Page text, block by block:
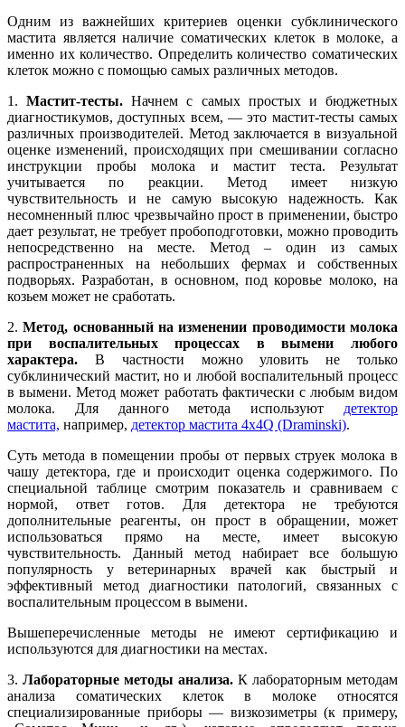
Одним из важнейших критериев оценки субклинического
мастита является наличие соматических клеток в молоке, а
именно их количество. Определить количество соматических
клеток можно с помощью самых различных методов.
1.Мастит-тесты. Начнем с самых простых и бюджетных
диагностикумов, доступных всем, — это мастит-тесты самых
различных производителей. Метод заключается в визуальной
оценке изменений, происходящих при смешивании согласно
инструкции пробы молока и мастит теста. Результат
учитывается по реакции. Метод имеет низкую
чувствительность и не самую высокую надежность. Как
несомненный плюс чрезвычайно прост в применении, быстро
дает результат, не требует пробоподготовки, можно проводить
непосредственно на месте. Метод – один из самых
распространенных на небольших фермах и собственных
подворьях. Разработан, в основном, под коровье молоко, на
козьем может не сработать.
2.Метод, основанный на изменении проводимости молока
при воспалительных процессах в вымени любого
характера. В частности можно уловить не только
субклинический мастит, но и любой воспалительный процесс
в вымени. Метод может работать фактически с любым видом
молока. Для данного метода используют детектор
мастита, например, детектор мастита 4x4Q (Draminski).
Суть метода в помещении пробы от первых струек молока в
чашу детектора, где и происходит оценка содержимого. По
специальной таблице смотрим показатель и сравниваем с
нормой, ответ готов. Для детектора не требуются
дополнительные реагенты, он прост в обращении, может
использоваться прямо на месте, имеет высокую
чувствительность. Данный метод набирает все большую
популярность у ветеринарных врачей как быстрый и
эффективный метод диагностики патологий, связанных с
воспалительным процессом в вымени.
Вышеперечисленные методы не имеют сертификацию и
используются для диагностики на местах.
3. Лабораторные методы анализа. К лабораторным методам
анализа соматических клеток в молоке относятся
специализированные приборы — визкозиметры (к примеру,